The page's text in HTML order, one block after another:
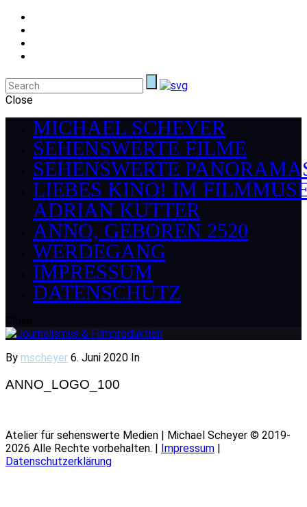
Close
MICHAEL SCHEYER
SEHENSWERTE FILME
SEHENSWERTE
LIEBES KINO! IM
ADRIAN KUTTER
ANNO, GEBOREN 2520
WERDEGANG
IMPRESSUM
DATENSCHUTZ
By mscheyer 6. Juni 2020 In
ANNO_LOGO_100
Atelier für sehenswerte Medien | Michael Scheyer © 2019-
2026 Alle Rechte vorbehalten. |
Impressum
Datenschutzerklärung